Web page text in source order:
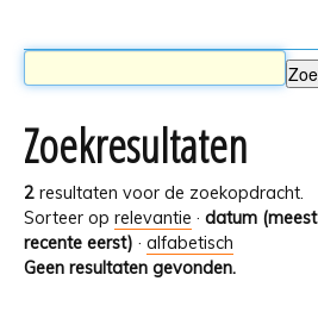
Zoekresultaten
2 resultaten voor de zoekopdracht.
Sorteer op relevantie · datum (meest
recente eerst) · alfabetisch
Geen resultaten gevonden.